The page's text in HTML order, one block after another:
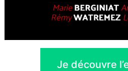
Je découvre